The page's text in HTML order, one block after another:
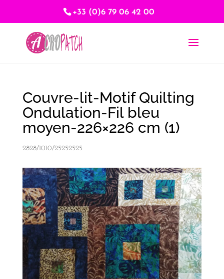
+33 (0)6 79 06 42 00
Couvre-lit-Motif Quilting
Ondulation-Fil bleu
moyen-226×226 cm (1)
2828/1010/25252525